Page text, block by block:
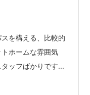
を構える、比較的
ホームな雰囲気
ッフばかりです...